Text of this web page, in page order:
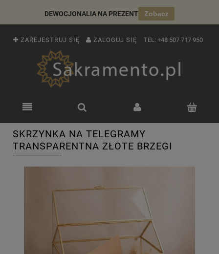
DEWOCJONALIA NA PREZENT Zobacz
ZAREJESTRUJ SIĘ ZALOGUJ SIĘ TEL: +48 507 717 950
SKRZYNKA NA TELEGRAMY
TRANSPARENTNA ZŁOTE BRZEGI